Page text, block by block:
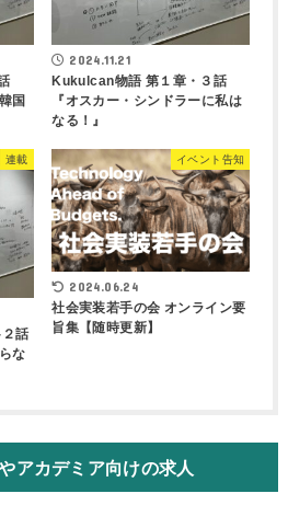
国
2024.11.21
Kukulcan物語 第１章・３話
『オスカー・シンドラーに私は
なる！』
連載
話
な
イベント告知
2024.06.24
社会実装若手の会 オンライン要
旨集【随時更新】
アカデミア向けの求人